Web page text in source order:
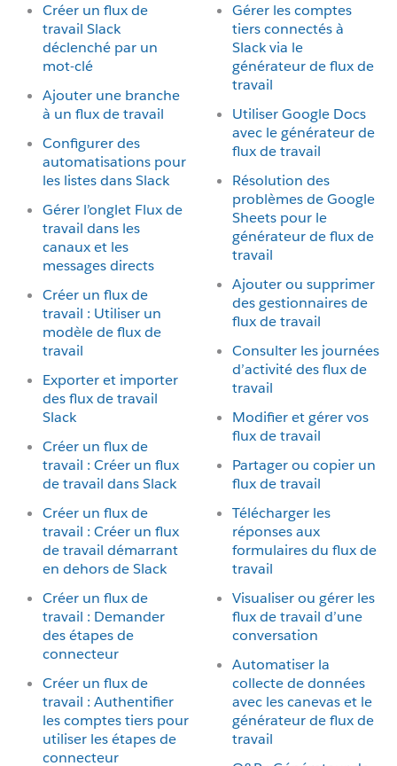
Créer un flux de
travail Slack
déclenché par un
mot-clé
Ajouter une branche
à un flux de travail
Configurer des
automatisations pour
les listes dans Slack
Gérer l’onglet Flux de
travail dans les
canaux et les
messages directs
Créer un flux de
travail : Utiliser un
modèle de flux de
travail
Exporter et importer
des flux de travail
Slack
Créer un flux de
travail : Créer un flux
de travail dans Slack
Créer un flux de
travail : Créer un flux
de travail démarrant
en dehors de Slack
Créer un flux de
travail : Demander
des étapes de
connecteur
Créer un flux de
travail : Authentifier
les comptes tiers pour
utiliser les étapes de
connecteur
Gérer les comptes
tiers connectés à
Slack via le
générateur de flux de
travail
Utiliser Google Docs
avec le générateur de
flux de travail
Résolution des
problèmes de Google
Sheets pour le
générateur de flux de
travail
Ajouter ou supprimer
des gestionnaires de
flux de travail
Consulter les journées
d’activité des flux de
travail
Modifier et gérer vos
flux de travail
Partager ou copier un
flux de travail
Télécharger les
réponses aux
formulaires du flux de
travail
Visualiser ou gérer les
flux de travail d’une
conversation
Automatiser la
collecte de données
avec les canevas et le
générateur de flux de
travail